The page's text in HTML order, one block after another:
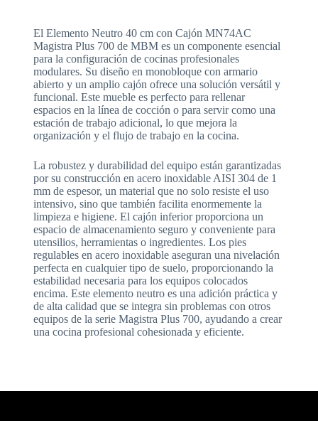
El Elemento Neutro 40 cm con Cajón MN74AC
Magistra Plus 700 de MBM es un componente esencial
para la configuración de cocinas profesionales
modulares. Su diseño en monobloque con armario
abierto y un amplio cajón ofrece una solución versátil y
funcional. Este mueble es perfecto para rellenar
espacios en la línea de cocción o para servir como una
estación de trabajo adicional, lo que mejora la
organización y el flujo de trabajo en la cocina.
La robustez y durabilidad del equipo están garantizadas
por su construcción en acero inoxidable AISI 304 de 1
mm de espesor, un material que no solo resiste el uso
intensivo, sino que también facilita enormemente la
limpieza e higiene. El cajón inferior proporciona un
espacio de almacenamiento seguro y conveniente para
utensilios, herramientas o ingredientes. Los pies
regulables en acero inoxidable aseguran una nivelación
perfecta en cualquier tipo de suelo, proporcionando la
estabilidad necesaria para los equipos colocados
encima. Este elemento neutro es una adición práctica y
de alta calidad que se integra sin problemas con otros
equipos de la serie Magistra Plus 700, ayudando a crear
una cocina profesional cohesionada y eficiente.